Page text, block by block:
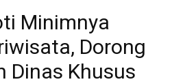
Minimnya
Dorong
Dinas Khusus